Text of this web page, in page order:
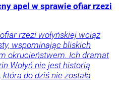
apel w sprawie ofiar rzezi
rzezi wołyńskiej wciąż
wspominając bliskich
okrucieństwem. Ich dramat
Wołyń nie jest historią
do dziś nie została